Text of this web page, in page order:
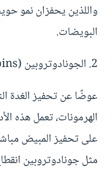
واللذين يحفزان نمو
البويضات.
2. الجونادوتروبين (Gonadotropins)
عوضًا عن تحفيز الغدة
الهرمونات، تعمل هذه
على تحفيز المبيض